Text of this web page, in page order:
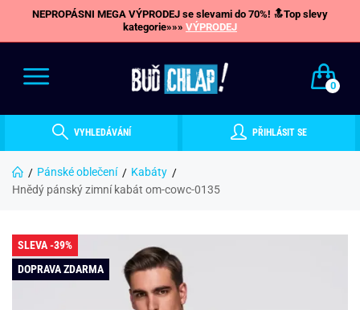
NEPROPÁSNI MEGA VÝPRODEJ se slevami do 70%! 🔝Top slevy
kategorie»»» VÝPRODEJ
0
VYHLEDÁVÁNÍ PŘIHLÁSIT SE
Pánské oblečení
Kabáty
Hnědý pánský zimní kabát om-cowc-0135
SLEVA -39%
DOPRAVA ZDARMA